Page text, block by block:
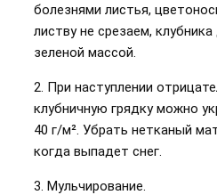
болезнями листья,
листву не срезаем,
зеленой массой.
2. При наступлении
клубничную грядку можно
40 г/м². Убрать нетканый
когда выпадет снег.
3. Мульчирование.